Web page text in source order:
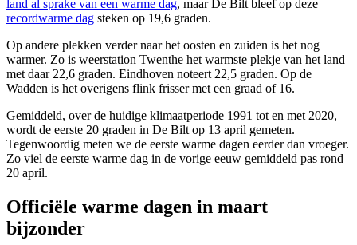
land al sprake van een warme dag, maar De Bilt bleef op deze
recordwarme dag steken op 19,6 graden.
Op andere plekken verder naar het oosten en zuiden is het nog
warmer. Zo is weerstation Twenthe het warmste plekje van het land
met daar 22,6 graden. Eindhoven noteert 22,5 graden. Op de
Wadden is het overigens flink frisser met een graad of 16.
Gemiddeld, over de huidige klimaatperiode 1991 tot en met 2020,
wordt de eerste 20 graden in De Bilt op 13 april gemeten.
Tegenwoordig meten we de eerste warme dagen eerder dan vroeger.
Zo viel de eerste warme dag in de vorige eeuw gemiddeld pas rond
20 april.
Officiële warme dagen in maart
bijzonder